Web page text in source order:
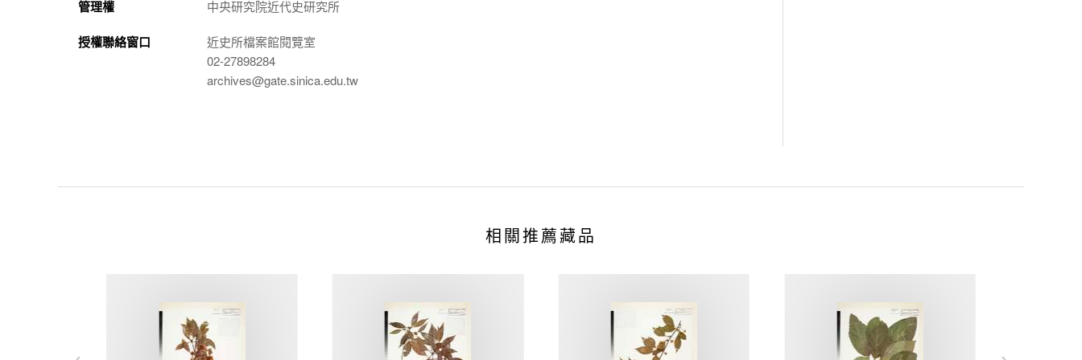
管理權 中央研究院近代史研究所
授權聯絡窗口
近史所檔案館閱覽室
02-27898284
archives@gate.sinica.edu.tw
相關推薦藏品